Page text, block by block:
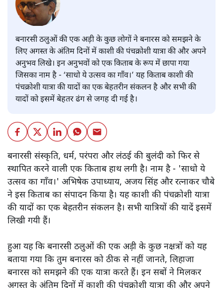
बनारसी ठलुओं की एक अड़ी के कुछ लोगों ने बनारस को समझने के
लिए अगस्त के अंतिम दिनों में काशी की पंचक्रोशी यात्रा की और अपने
अनुभव लिखे। इन अनुभवों को एक किताब के रूप में छापा गया
जिसका नाम है - ‘साधो ये उत्सव का गाँव।’ यह किताब काशी की
पंचक्रोशी यात्रा की यादों का एक बेहतरीन संकलन है और सभी की
यादों को इसमें बेहतर ढंग से जगह दी गई है।
बनारसी संस्कृति, धर्म, परंपरा और लंठई की बुलंदी को फिर से
स्थापित करने वाली एक किताब हाथ लगी है। नाम है - 'साधो ये
उत्सव का गाँव।' अभिषेक उपाध्याय, अजय सिंह और रत्नाकर चौबे
ने इस किताब का संपादन किया है। यह काशी की पंचक्रोशी यात्रा
की यादों का एक बेहतरीन संकलन है। सभी यात्रियों की यादें इसमें
लिखी गयी हैं।
हुआ यह कि बनारसी ठलुओं की एक अड़ी के कुछ नक्षत्रों को यह
बताया गया कि तुम बनारस को ठीक से नहीं जानते, लिहाजा
बनारस को समझने की एक यात्रा करते हैं। इन सबों ने मिलकर